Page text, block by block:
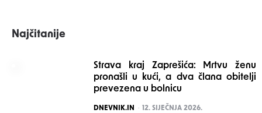
Najčitanije
Strava kraj Zaprešića: Mrtvu ženu
pronašli u kući, a dva člana obitelji
prevezena u bolnicu
POSTED
DNEVNIK.IN 12. SIJEČNJA 2026.